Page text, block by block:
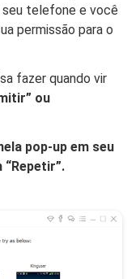
seu telefone e você
permissão para o
fazer quando vir
ou
pop-up em seu